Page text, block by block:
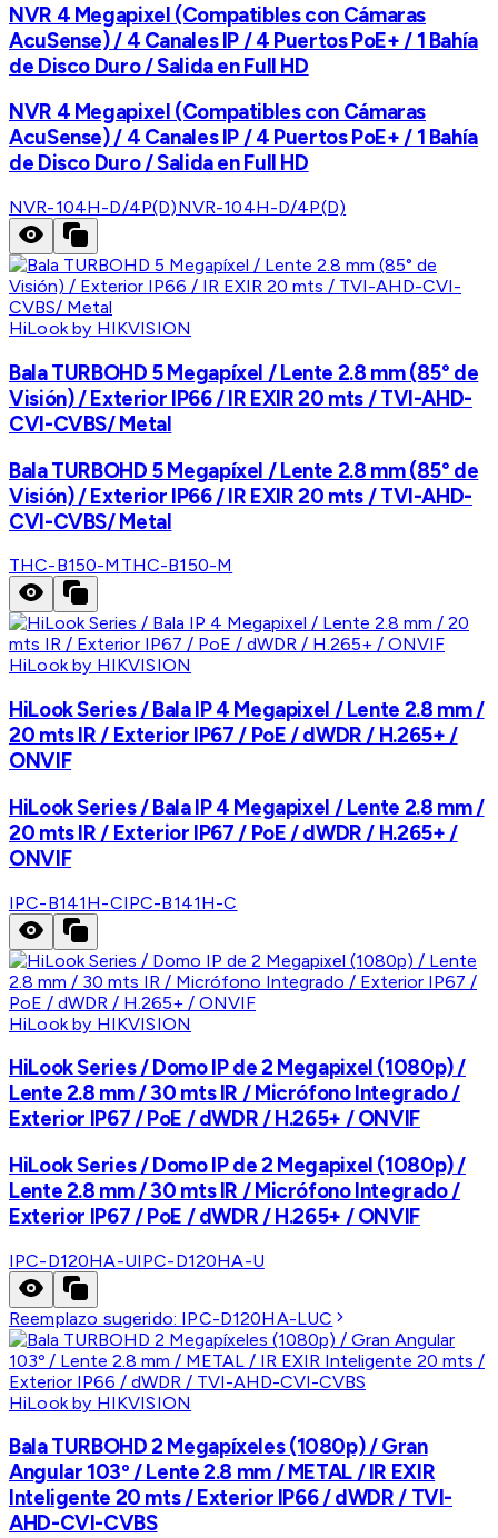
NVR 4 Megapixel (Compatibles con Cámaras
AcuSense) / 4 Canales IP / 4 Puertos PoE+ / 1 Bahía
de Disco Duro / Salida en Full HD
NVR 4 Megapixel (Compatibles con Cámaras
AcuSense) / 4 Canales IP / 4 Puertos PoE+ / 1 Bahía
de Disco Duro / Salida en Full HD
NVR-104H-D/4P(D)NVR-104H-D/4P(D)
HiLook by HIKVISION
Bala TURBOHD 5 Megapíxel / Lente 2.8 mm (85° de
Visión) / Exterior IP66 / IR EXIR 20 mts / TVI-AHD-
CVI-CVBS/ Metal
Bala TURBOHD 5 Megapíxel / Lente 2.8 mm (85° de
Visión) / Exterior IP66 / IR EXIR 20 mts / TVI-AHD-
CVI-CVBS/ Metal
THC-B150-M THC-B150-M
HiLook by HIKVISION
HiLook Series / Bala IP 4 Megapixel / Lente 2.8 mm /
20 mts IR / Exterior IP67 / PoE / dWDR / H.265+ /
ONVIF
HiLook Series / Bala IP 4 Megapixel / Lente 2.8 mm /
20 mts IR / Exterior IP67 / PoE / dWDR / H.265+ /
ONVIF
IPC-B141H-CIPC-B141H-C
HiLook by HIKVISION
HiLook Series / Domo IP de 2 Megapixel (1080p) /
Lente 2.8 mm / 30 mts IR / Micrófono Integrado /
Exterior IP67 / PoE / dWDR / H.265+ / ONVIF
HiLook Series / Domo IP de 2 Megapixel (1080p) /
Lente 2.8 mm / 30 mts IR / Micrófono Integrado /
Exterior IP67 / PoE / dWDR / H.265+ / ONVIF
IPC-D120HA-UIPC-D120HA-U
Reemplazo sugerido: IPC-D120HA-LUC
HiLook by HIKVISION
Bala TURBOHD 2 Megapíxeles (1080p) / Gran
Angular 103º / Lente 2.8 mm / METAL / IR EXIR
Inteligente 20 mts / Exterior IP66 / dWDR / TVI-
AHD-CVI-CVBS